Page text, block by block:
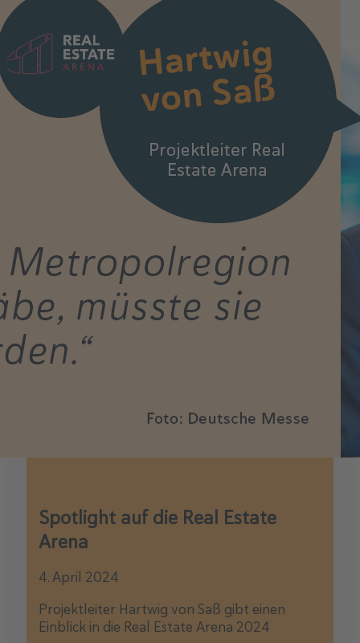
Spotlight auf die Real Estate
Arena
4. April 2024
Projektleiter Hartwig von Saß gibt einen
Einblick in die Real Estate Arena 2024